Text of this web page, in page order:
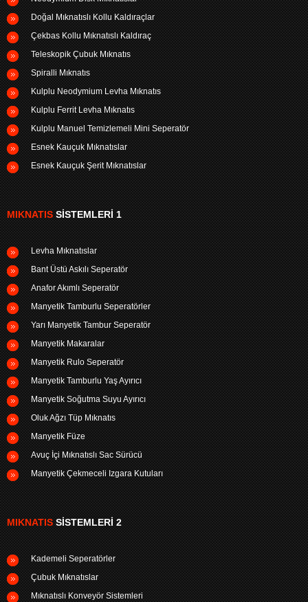
Doğal Mıknatıslı Kollu Kaldıraçlar
Çekbas Kollu Mıknatıslı Kaldıraç
Teleskopik Çubuk Mıknatıs
Spiralli Mıknatıs
Kulplu Neodymium Levha Mıknatıs
Kulplu Ferrit Levha Mıknatıs
Kulplu Manuel Temizlemeli Mini Seperatör
Esnek Kauçuk Mıknatıslar
Esnek Kauçuk Şerit Mıknatıslar
MIKNATISSISTEMLERI 1
Levha Mıknatıslar
Bant Üstü Askılı Seperatör
Anafor Akımlı Seperatör
Manyetik Tamburlu Seperatörler
Yarı Manyetik Tambur Seperatör
Manyetik Makaralar
Manyetik Rulo Seperatör
Manyetik Tamburlu Yaş Ayırıcı
Manyetik Soğutma Suyu Ayırıcı
Oluk Ağzı Tüp Mıknatıs
Manyetik Füze
Avuç İçi Mıknatıslı Sac Sürücü
Manyetik Çekmeceli Izgara Kutuları
MIKNATISSISTEMLERI 2
Kademeli Seperatörler
Çubuk Mıknatıslar
Mıknatıslı Konveyör Sistemleri